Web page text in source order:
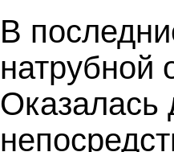
В
натрубной
Оказалась